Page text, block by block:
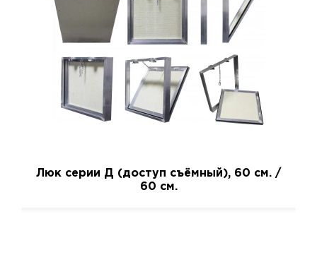
Люк серии Д (доступ съёмный), 60 см. /
60 см.